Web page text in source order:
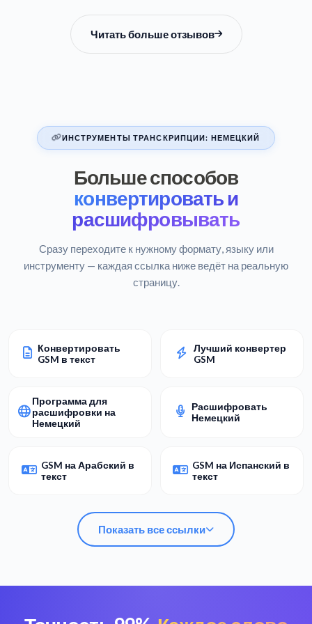
Читать больше отзывов
ИНСТРУМЕНТЫ ТРАНСКРИПЦИИ: НЕМЕЦКИЙ
Больше способов
конвертировать и
расшифровывать
Сразу переходите к нужному формату, языку или
инструменту — каждая ссылка ниже ведёт на реальную
страницу.
Конвертировать
GSM в текст
Лучший конвертер
GSM
Программа для
расшифровки на
Немецкий
Расшифровать
Немецкий
GSM на Арабский в
текст
GSM на Испанский в
текст
Показать все ссылки
Конвертировать
Лучший конвертер